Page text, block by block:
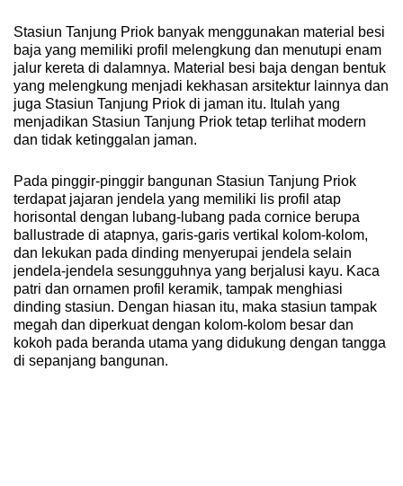
Stasiun Tanjung Priok banyak menggunakan material besi
baja yang memiliki profil melengkung dan menutupi enam
jalur kereta di dalamnya. Material besi baja dengan bentuk
yang melengkung menjadi kekhasan arsitektur lainnya dan
juga Stasiun Tanjung Priok di jaman itu. Itulah yang
menjadikan Stasiun Tanjung Priok tetap terlihat modern
dan tidak ketinggalan jaman.
Pada pinggir-pinggir bangunan Stasiun Tanjung Priok
terdapat jajaran jendela yang memiliki lis profil atap
horisontal dengan lubang-lubang pada cornice berupa
ballustrade di atapnya, garis-garis vertikal kolom-kolom,
dan lekukan pada dinding menyerupai jendela selain
jendela-jendela sesungguhnya yang berjalusi kayu. Kaca
patri dan ornamen profil keramik, tampak menghiasi
dinding stasiun. Dengan hiasan itu, maka stasiun tampak
megah dan diperkuat dengan kolom-kolom besar dan
kokoh pada beranda utama yang didukung dengan tangga
di sepanjang bangunan.